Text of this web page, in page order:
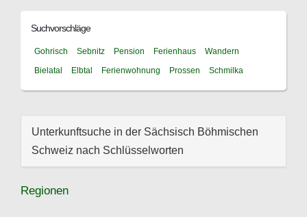
Suchvorschläge
Gohrisch Sebnitz Pension Ferienhaus
Wandern
Bielatal
Elbtal Ferienwohnung Prossen Schmilka
Unterkunftsuche in der Sächsisch Böhmischen
Schweiz nach Schlüsselworten
Regionen